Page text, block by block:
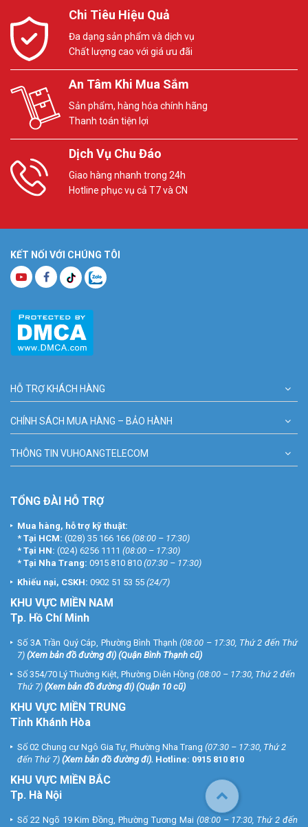
Chi Tiêu Hiệu Quả
Đa dạng sản phẩm và dịch vụ
Chất lượng cao với giá ưu đãi
An Tâm Khi Mua Sắm
Sản phẩm, hàng hóa chính hãng
Thanh toán tiện lợi
Dịch Vụ Chu Đáo
Giao hàng nhanh trong 24h
Hotline phục vụ cả T7 và CN
KẾT NỐI VỚI CHÚNG TÔI
HỖ TRỢ KHÁCH HÀNG
CHÍNH SÁCH MUA HÀNG – BẢO HÀNH
THÔNG TIN VUHOANGTELECOM
TỔNG ĐÀI HỖ TRỢ
Mua hàng, hỗ trợ kỹ thuật:
* Tại HCM: (028) 35 166 166 (08:00 – 17:30)
* Tại HN: (024) 6256 1111 (08:00 – 17:30)
* Tại Nha Trang: 0915 810 810 (07:30 – 17:30)
Khiếu nại, CSKH: 0902 51 53 55 (24/7)
KHU VỰC MIỀN NAM
Tp. Hồ Chí Minh
Số 3A Trần Quý Cáp, Phường Bình Thạnh (08:00 – 17:30, Thứ 2 đến Thứ
7) (Xem bản đồ đường đi) (Quận Bình Thạnh cũ)
Số 354/70 Lý Thường Kiệt, Phường Diên Hồng (08:00 – 17:30, Thứ 2 đến
Thứ 7) (Xem bản đồ đường đi) (Quận 10 cũ)
KHU VỰC MIỀN TRUNG
Tỉnh Khánh Hòa
Số 02 Chung cư Ngô Gia Tự, Phường Nha Trang (07:30 – 17:30, Thứ 2
đến Thứ 7) (Xem bản đồ đường đi). Hotline: 0915 810 810
KHU VỰC MIỀN BẮC
Tp. Hà Nội
Số 22 Ngõ 19 Kim Đồng, Phường Tương Mai (08:00 – 17:30, Thứ 2 đến